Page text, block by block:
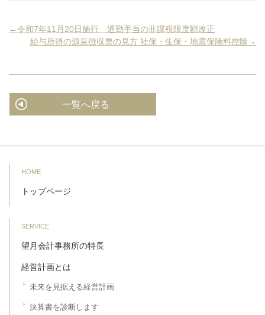
←令和7年11月20日施行 通勤手当の非課税限度額改正
給与所得の源泉徴収票の見方 社保・生保・地震保険料控除→
一覧へ戻る
HOME
トップページ
SERVICE
望月会計事務所の特長
経営計画とは
未来を見据える経営計画
決算書を診断します